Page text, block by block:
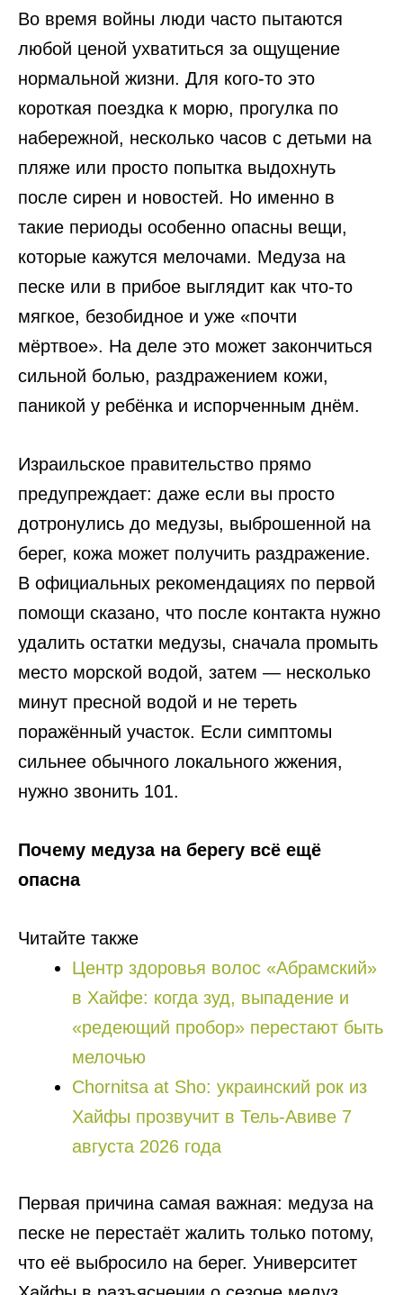
Во время войны люди часто пытаются
любой ценой ухватиться за ощущение
нормальной жизни. Для кого-то это
короткая поездка к морю, прогулка по
набережной, несколько часов с детьми на
пляже или просто попытка выдохнуть
после сирен и новостей. Но именно в
такие периоды особенно опасны вещи,
которые кажутся мелочами. Медуза на
песке или в прибое выглядит как что-то
мягкое, безобидное и уже «почти
мёртвое». На деле это может закончиться
сильной болью, раздражением кожи,
паникой у ребёнка и испорченным днём.
Израильское правительство прямо
предупреждает: даже если вы просто
дотронулись до медузы, выброшенной на
берег, кожа может получить раздражение.
В официальных рекомендациях по первой
помощи сказано, что после контакта нужно
удалить остатки медузы, сначала промыть
место морской водой, затем — несколько
минут пресной водой и не тереть
поражённый участок. Если симптомы
сильнее обычного локального жжения,
нужно звонить 101.
Почему медуза на берегу всё ещё
опасна
Читайте также
Центр здоровья волос «Абрaмский»
в Хайфе: когда зуд, выпадение и
«редеющий пробор» перестают быть
мелочью
Chornitsa at Sho: украинский рок из
Хайфы прозвучит в Тель-Авиве 7
августа 2026 года
Первая причина самая важная: медуза на
песке не перестаёт жалить только потому,
что её выбросило на берег. Университет